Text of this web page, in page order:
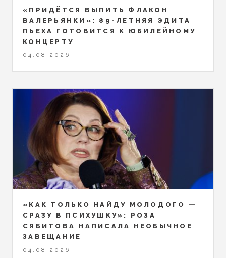
«ПРИДЁТСЯ ВЫПИТЬ ФЛАКОН
ВАЛЕРЬЯНКИ»: 89-ЛЕТНЯЯ ЭДИТА
ПЬЕХА ГОТОВИТСЯ К ЮБИЛЕЙНОМУ
КОНЦЕРТУ
04.08.2026
«КАК ТОЛЬКО НАЙДУ МОЛОДОГО —
СРАЗУ В ПСИХУШКУ»: РОЗА
СЯБИТОВА НАПИСАЛА НЕОБЫЧНОЕ
ЗАВЕЩАНИЕ
04.08.2026